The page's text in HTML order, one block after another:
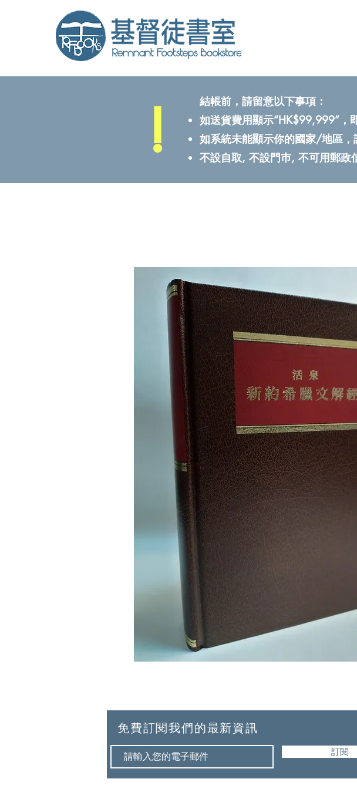
!
結帳前，請留意以下事項：
如送貨費用顯示“HK$99,999”，
如系統未能顯示你的國家/地區，
不設自取, 不設門巿, 不可用郵政
免費訂閱我們的最新資訊
訂閱